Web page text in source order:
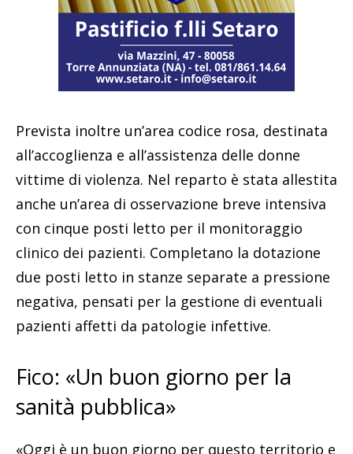
Prevista inoltre un’area codice rosa, destinata
all’accoglienza e all’assistenza delle donne
vittime di violenza. Nel reparto è stata allestita
anche un’area di osservazione breve intensiva
con cinque posti letto per il monitoraggio
clinico dei pazienti. Completano la dotazione
due posti letto in stanze separate a pressione
negativa, pensati per la gestione di eventuali
pazienti affetti da patologie infettive.
Fico: «Un buon giorno per la
sanità pubblica»
«Oggi è un buon giorno per questo territorio e